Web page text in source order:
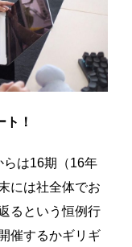
！
は16期（16年
には社全体でお
るという恒例行
催するかギリギ